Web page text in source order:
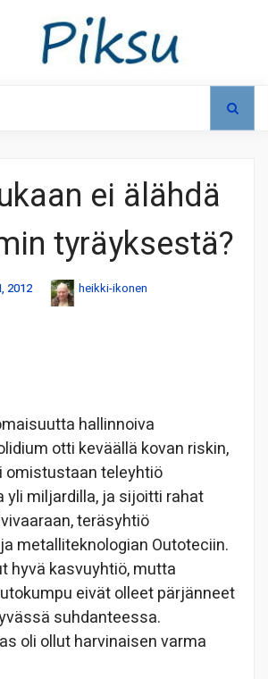
ei älähdä
tyräyksestä?
2012 heikki-ikonen
hallinnoiva
otti keväällä kovan riskin,
omistustaan teleyhtiö
yli miljardilla, ja sijoitti rahat
teräsyhtiö
metalliteknologian Outoteciin.
hyvä kasvuyhtiö, mutta
eivät olleet pärjänneet
suhdanteessa.
oli ollut harvinaisen varma